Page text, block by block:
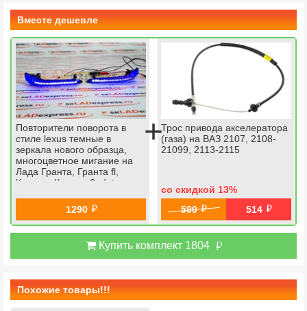
Вместе дешевле
Повторители поворота в
стиле lexus темные в
зеркала нового образца,
многоцветное мигание на
Лада Гранта, Гранта fl,
Калина, Калина 2, datsun
1290 й
+Трос привода акселератора
(газа) на ВАЗ 2107, 2108-
21099, 2113-2115
со скидкой 13%
590 й 514 й
Купить комплект 1804 й
Похожие товары!!!